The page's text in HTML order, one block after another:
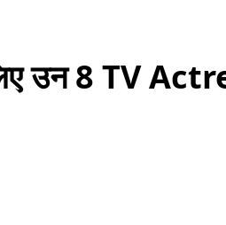
8 TV